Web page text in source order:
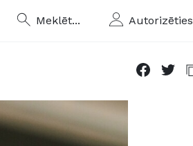
Meklēt... Autorizēties